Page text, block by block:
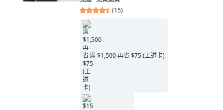
(15)
满 $1,500 再省 $75 (王道卡)